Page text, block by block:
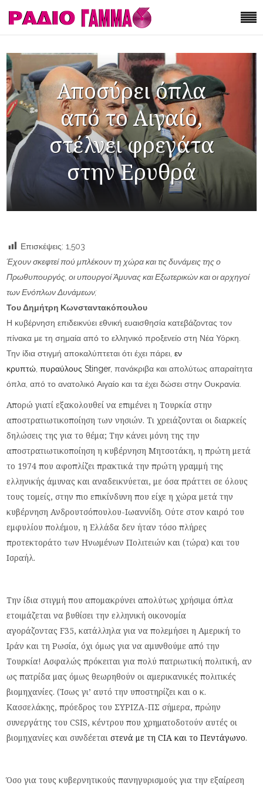
Αποσύρει όπλα
από το Αιγαίο,
στέλνει φρεγάτα
στην Ερυθρά
Επισκέψεις: 1,503
Έχουν σκεφτεί πού μπλέκουν τη χώρα και τις δυνάμεις της ο
Πρωθυπουργός, οι υπουργοί Άμυνας και Εξωτερικών και οι αρχηγοί
των Ενόπλων Δυνάμεων;
Του Δημήτρη Κωνσταντακόπουλου
Η κυβέρνηση επιδεικνύει εθνική ευαισθησία κατεβάζοντας τον
πίνακα με τη σημαία από το ελληνικό προξενείο στη Νέα Υόρκη.
Την ίδια στιγμή αποκαλύπτεται ότι έχει πάρει,εν
κρυπτώ ,πυραύλους Stinger, πανάκριβα και απολύτως απαραίτητα
όπλα, από το ανατολικό Αιγαίο και τα έχει δώσει στην Ουκρανία.
Απορώ γιατί εξακολουθεί να επιμένει η Τουρκία στην
αποστρατιωτικοποίηση των νησιών. Τι χρειάζονται οι διαρκείς
δηλώσεις της για το θέμα; Την κάνει μόνη της την
αποστρατιωτικοποίηση η κυβέρνηση Μητσοτάκη, η πρώτη μετά
το 1974 που αφοπλίζει πρακτικά την πρώτη γραμμή της
ελληνικής άμυνας και αναδεικνύεται, με όσα πράττει σε όλους
τους τομείς, στην πιο επικίνδυνη που είχε η χώρα μετά την
κυβέρνηση Ανδρουτσόπουλου-Ιωαννίδη. Ούτε στον καιρό του
εμφυλίου πολέμου, η Ελλάδα δεν ήταν τόσο πλήρες
προτεκτοράτο των Ηνωμένων Πολιτειών και (τώρα) και του
Ισραήλ.
Την ίδια στιγμή που απομακρύνει απολύτως χρήσιμα όπλα
ετοιμάζεται να βυθίσει την ελληνική οικονομία
αγοράζοντας F35, κατάλληλα για να πολεμήσει η Αμερική το
Ιράν και τη Ρωσία, όχι όμως για να αμυνθούμε από την
Τουρκία! Ασφαλώς πρόκειται για πολύ πατριωτική πολιτική, αν
ως πατρίδα μας όμως θεωρηθούν οι αμερικανικές πολιτικές
βιομηχανίες. (Ίσως γι’ αυτό την υποστηρίζει και ο κ.
Κασσελάκης, πρόεδρος του ΣΥΡΙΖΑ-ΠΣ σήμερα, πρώην
συνεργάτης του CSIS, κέντρου που χρηματοδοτούν αυτές οι
βιομηχανίες και συνδέεταιστενά με τη CIA και το Πεντάγωνο.
Όσο για τους κυβερνητικούς πανηγυρισμούς για την εξαίρεση